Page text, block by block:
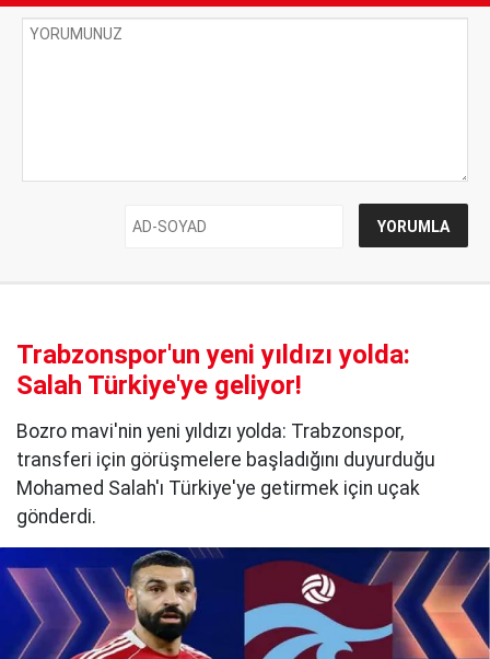
Trabzonspor'un yeni yıldızı yolda:
Salah Türkiye'ye geliyor!
Bozro mavi'nin yeni yıldızı yolda: Trabzonspor,
transferi için görüşmelere başladığını duyurduğu
Mohamed Salah'ı Türkiye'ye getirmek için uçak
gönderdi.